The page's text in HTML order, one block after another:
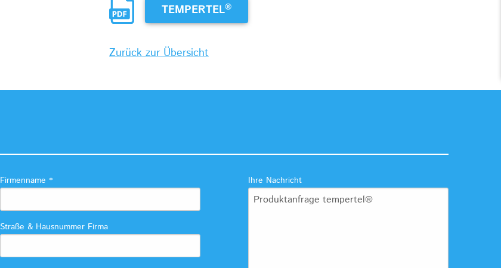
TEMPERTEL®
Zurück zur Übersicht
Firmenname *
Straße & Hausnummer Firma
Ihre Nachricht